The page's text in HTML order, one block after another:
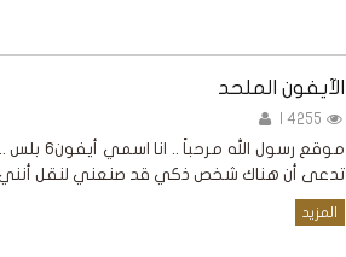
الآيفون الملحد
موقع
تدعى أن هناك شخص ذكي قد صنعني لنقل أنني
المزيد